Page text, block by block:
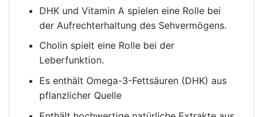
DHK und Vitamin A spielen eine Rolle bei
der Aufrechterhaltung des Sehvermögens.
Cholin spielt eine Rolle bei der
Leberfunktion.
Es enthält Omega-3-Fettsäuren (DHK) aus
pflanzlicher Quelle